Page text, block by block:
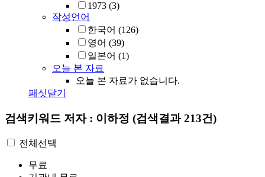
1973 (3)
작성언어
한국어 (126)
영어 (39)
일본어 (1)
오늘 본 자료
오늘 본 자료가 없습니다.
패싯닫기
검색키워드 저자 : 이하정 (검색결과 213건)
전체선택
무료